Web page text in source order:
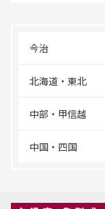
今治
北海道・東北
中部・甲信越
中国・四国